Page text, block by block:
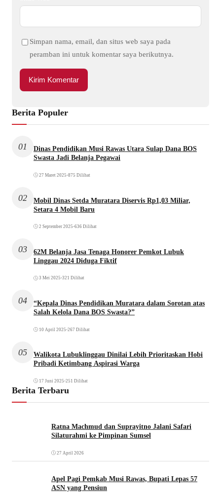
Simpan nama, email, dan situs web saya pada
peramban ini untuk komentar saya berikutnya.
Berita Populer
01
Dinas Pendidikan Musi Rawas Utara Sulap Dana BOS
Swasta Jadi Belanja Pegawai
27 Maret 2025 •875 Dilihat
02
Mobil Dinas Setda Muratara Diservis Rp1,03 Miliar,
Setara 4 Mobil Baru
2 September 2025 •636 Dilihat
03
62M Belanja Jasa Tenaga Honorer Pemkot Lubuk
Linggau 2024 Diduga Fiktif
3 Mei 2025 •321 Dilihat
04
“Kepala Dinas Pendidikan Muratara dalam Sorotan atas
Salah Kelola Dana BOS Swasta?”
10 April 2025 •267 Dilihat
05
Walikota Lubuklinggau Dinilai Lebih Prioritaskan Hobi
Pribadi Ketimbang Aspirasi Warga
17 Juni 2025 •251 Dilihat
Berita Terbaru
Ratna Machmud dan Suprayitno Jalani Safari
Silaturahmi ke Pimpinan Sumsel
27 April 2026
Apel Pagi Pemkab Musi Rawas, Bupati Lepas 57
ASN yang Pensiun